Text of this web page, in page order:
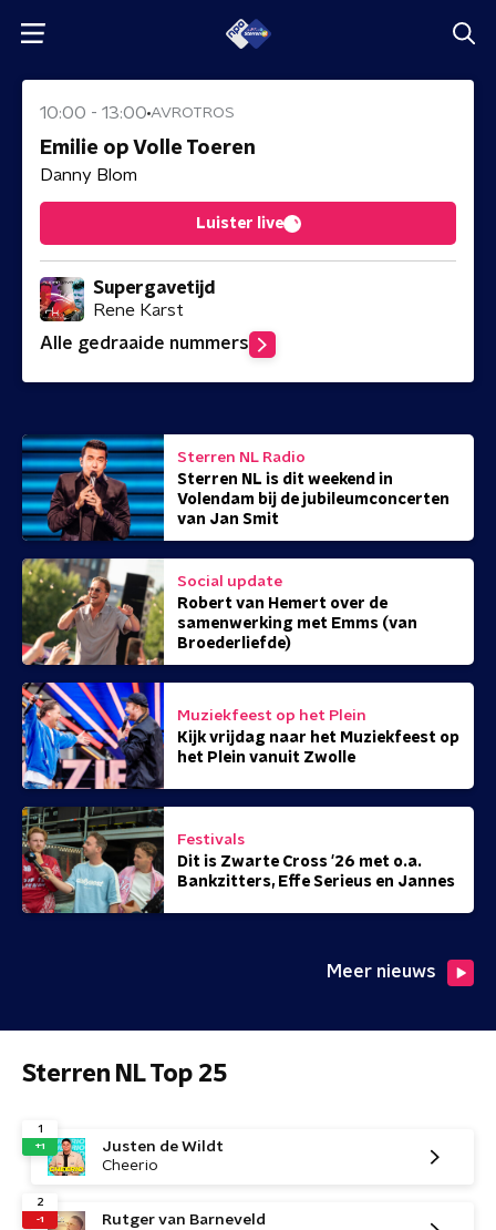
10:00 - 13:00 AVROTROS
Emilie op Volle Toeren
Danny Blom
Luister live
Supergavetijd
Rene Karst
Alle gedraaide nummers
Sterren NL Radio
Sterren NL is dit weekend in
Volendam bij de jubileumconcerten
van Jan Smit
Social update
Robert van Hemert over de
samenwerking met Emms (van
Broederliefde)
Muziekfeest op het Plein
Kijk vrijdag naar het Muziekfeest op
het Plein vanuit Zwolle
Festivals
Dit is Zwarte Cross '26 met o.a.
Bankzitters, Effe Serieus en Jannes
Meer nieuws
Sterren NL Top 25
1
+1
Justen de Wildt
Cheerio
2
-1
Rutger van Barneveld